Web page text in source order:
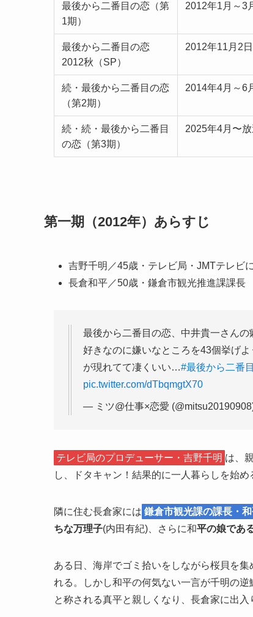
最後から二番目の恋（第
1期）
2012年1月～3
最後から二番目の恋
2012秋（SP）
2012年11月2日
続・最後から二番目の恋
（第2期）
2014年4月～6
続・続・最後から二番目
の恋（第3期）
2025年4月〜放
第一期（2012年）あらすじ
吉野千明／45歳・テレビ局・JMTテレビ
長倉和平／50歳・鎌倉市観光推進課課長
最後から二番目の恋、中井貴一さんの
好きなのに嫌いなところを43個挙げ
が現れてて凄くいい…#最後から二番
pic.twitter.com/dTbqmgtX70
— ミツ@仕事×恋愛
テレビ局のプロデューサー・吉野千明 は、
し、ドタキャン！結果的に一人暮らしを始め
隣に住む長倉家には 鎌倉市観光課の課長・
ちな万理子(内田有紀)、さらに和平の娘であ
ある日、海岸でゴミ拾いをしながら桜貝を
れる。しかし和平の何気ない一言が千明の
と称される真平と親しくなり、長倉家に出入